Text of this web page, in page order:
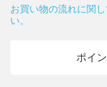
お買い物の流れに関
い。
ポイ